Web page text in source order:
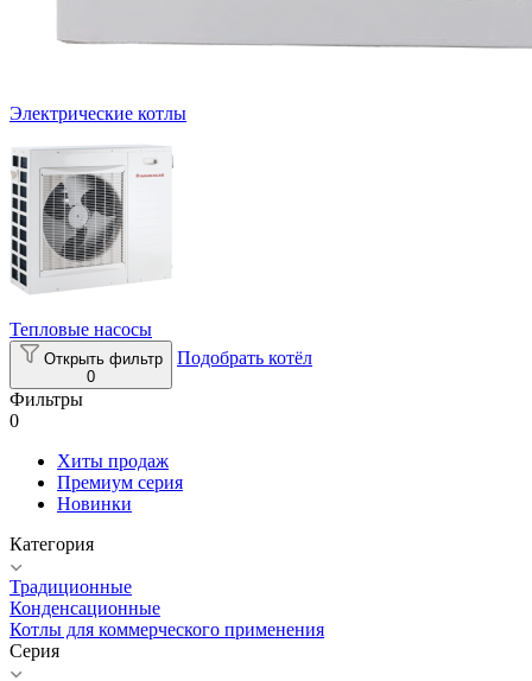
Электрические котлы
Тепловые насосы
Открыть фильтр
0
Подобрать котёл
Фильтры
0
Хиты продаж
Премиум серия
Новинки
Категория
Традиционные
Конденсационные
Котлы для коммерческого применения
Серия